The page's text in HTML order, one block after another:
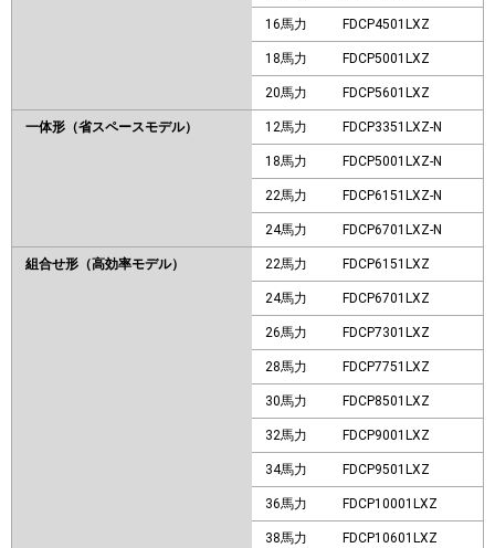
16馬力 FDCP4501LXZ
18馬力 FDCP5001LXZ
20馬力 FDCP5601LXZ
一体形（省スペースモデル） 12馬力 FDCP3351LXZ-N
18馬力 FDCP5001LXZ-N
22馬力 FDCP6151LXZ-N
24馬力 FDCP6701LXZ-N
組合せ形（高効率モデル） 22馬力 FDCP6151LXZ
24馬力 FDCP6701LXZ
26馬力 FDCP7301LXZ
28馬力 FDCP7751LXZ
30馬力 FDCP8501LXZ
32馬力 FDCP9001LXZ
34馬力 FDCP9501LXZ
36馬力 FDCP10001LXZ
38馬力 FDCP10601LXZ